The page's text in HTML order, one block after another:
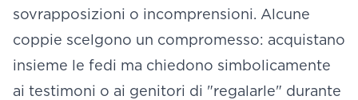
sovrapposizioni o incomprensioni. Alcune
coppie scelgono un compromesso: acquistano
insieme le fedi ma chiedono simbolicamente
ai testimoni o ai genitori di "regalarle" durante